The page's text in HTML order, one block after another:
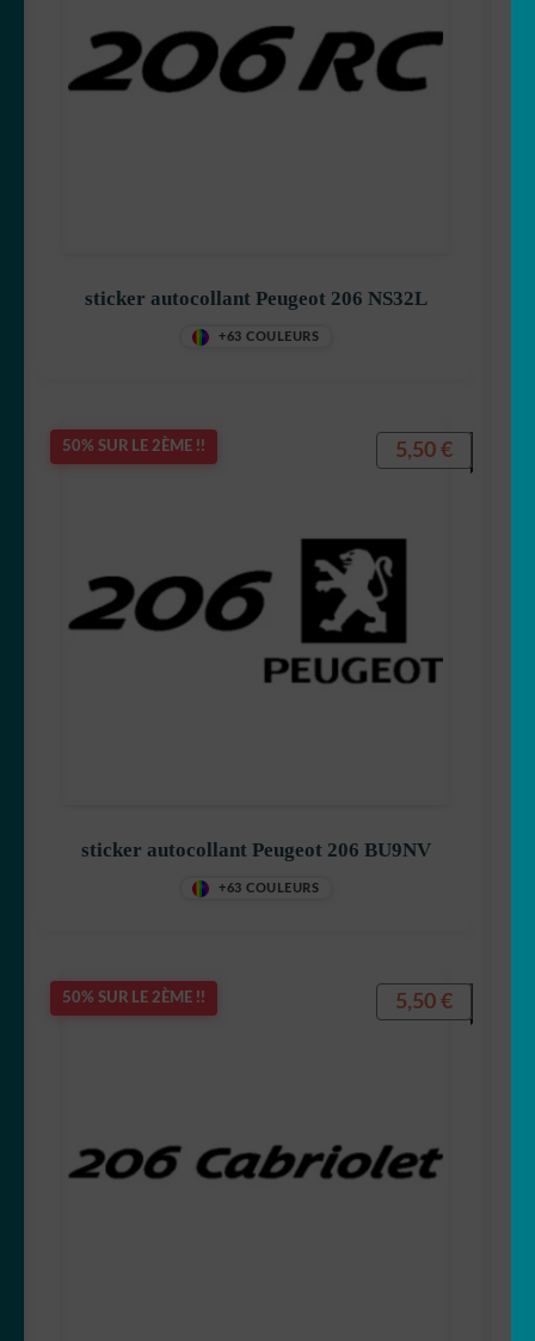
sticker autocollant Peugeot 206 NS32L
+63 COULEURS
50% SUR LE 2ÈME !!
sticker autocollant Peugeot 206 BU9NV
+63 COULEURS
5,50 €
50% SUR LE 2ÈME !! 5,50 €